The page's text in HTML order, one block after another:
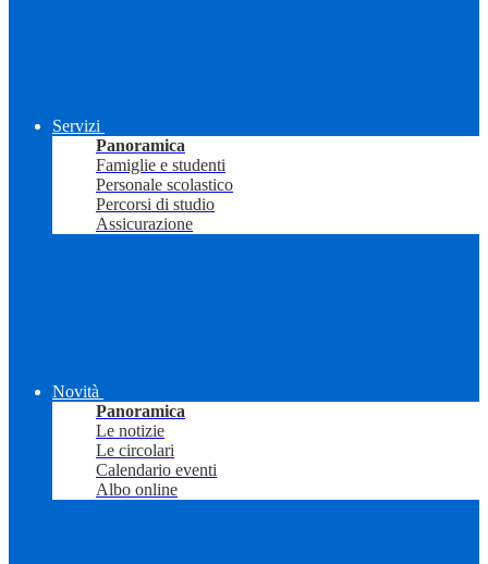
Servizi
Panoramica
Famiglie e studenti
Personale scolastico
Percorsi di studio
Assicurazione
Novità
Panoramica
Le notizie
Le circolari
Calendario eventi
Albo online